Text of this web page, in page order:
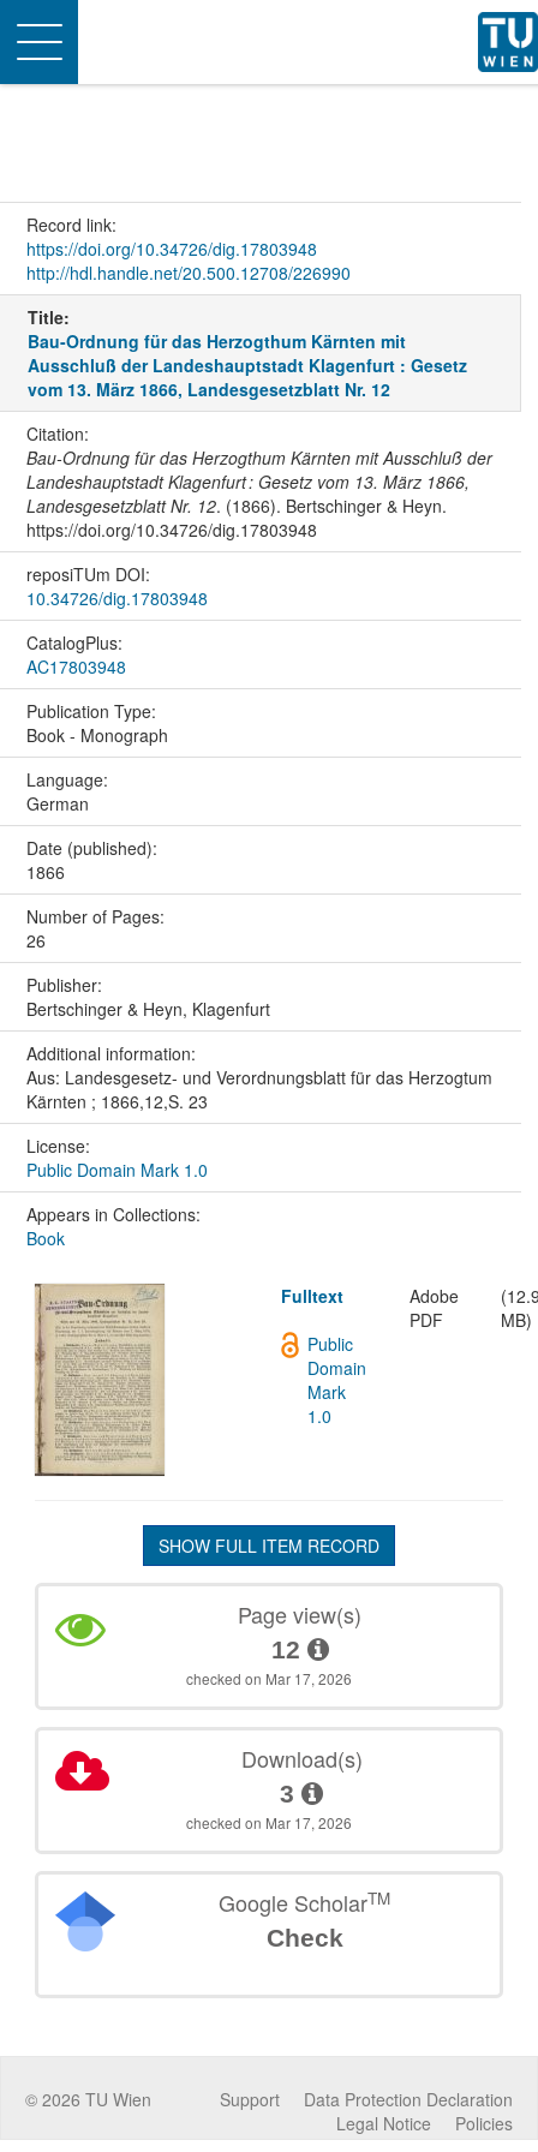
Toggle
navigation
Record link:
https://doi.org/10.34726/dig.17803948
http://hdl.handle.net/20.500.12708/226990
Title:
Bau-Ordnung für das Herzogthum Kärnten mit
Ausschluß der Landeshauptstadt Klagenfurt : Gesetz
vom 13. März 1866, Landesgesetzblatt Nr. 12
Citation:
Bau-Ordnung für das Herzogthum Kärnten mit Ausschluß der
Landeshauptstadt Klagenfurt : Gesetz vom 13. März 1866,
Landesgesetzblatt Nr. 12. (1866). Bertschinger & Heyn.
https://doi.org/10.34726/dig.17803948
reposiTUm DOI:
10.34726/dig.17803948
CatalogPlus:
AC17803948
Publication Type:
Book - Monograph
Language:
German
Date (published):
1866
Number of Pages:
26
Publisher:
Bertschinger & Heyn, Klagenfurt
Additional information:
Aus: Landesgesetz- und Verordnungsblatt für das Herzogtum
Kärnten ; 1866,12,S. 23
License:
Public Domain Mark 1.0
Appears in Collections:
Book
Fulltext
Adobe
PDF
MB)
Public
Domain
Mark
1.0
SHOW FULL ITEM RECORD
Page view(s)
12
checked on Mar 17, 2026
Download(s)
3
checked on Mar 17, 2026
Google ScholarTM
Check
© 2026 TU Wien Data Protection Declaration
Support
Policies
Legal Notice